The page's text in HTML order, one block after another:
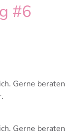
#6
Gerne beraten
Gerne beraten